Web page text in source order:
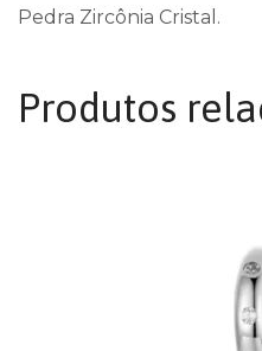
Pedra Zircônia Cristal.
Produtos